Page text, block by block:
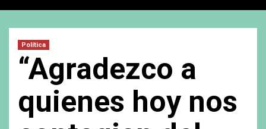
Política
“Agradezco a
quienes hoy nos